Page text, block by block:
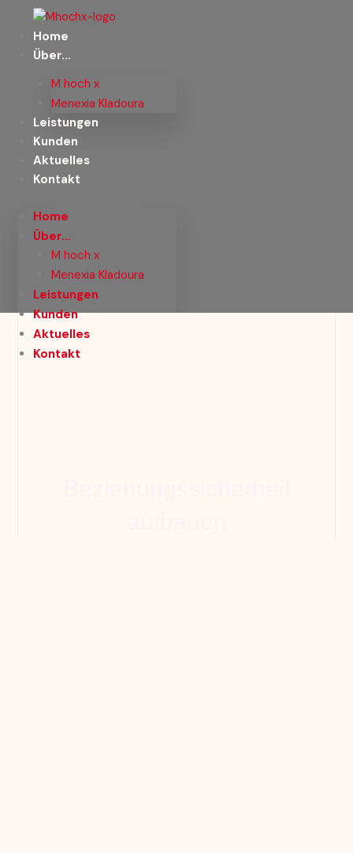
springen
Home
Über…
M hoch x
Menexia Kladoura
Leistungen
Kunden
Aktuelles
Kontakt
Home
Über…
M hoch x
Menexia Kladoura
Leistungen
Kunden
Aktuelles
Kontakt